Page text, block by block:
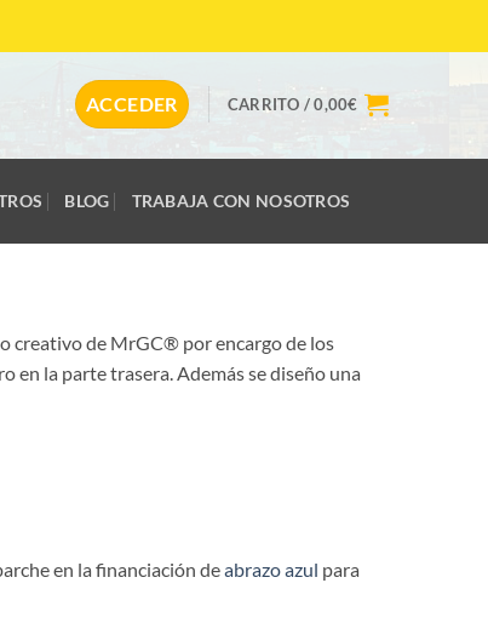
ACCEDER CARRITO /0,00€
BLOG TRABAJA CON NOSOTROS
creativo de MrGC® por encargo de los
en la parte trasera. Además se diseño una
en la financiación deabrazo azul para